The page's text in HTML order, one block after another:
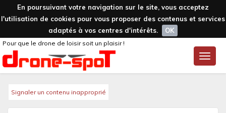
En poursuivant votre navigation sur le site, vous acceptez
l'utilisation de cookies pour vous proposer des contenus et services
adaptés à vos centres d'intérêts.
OK
Toggle
Pour que le drone de loisir soit un plaisir !
Signaler un contenu inapproprié